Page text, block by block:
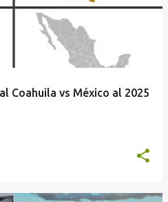
Coahuila vs México al 2025